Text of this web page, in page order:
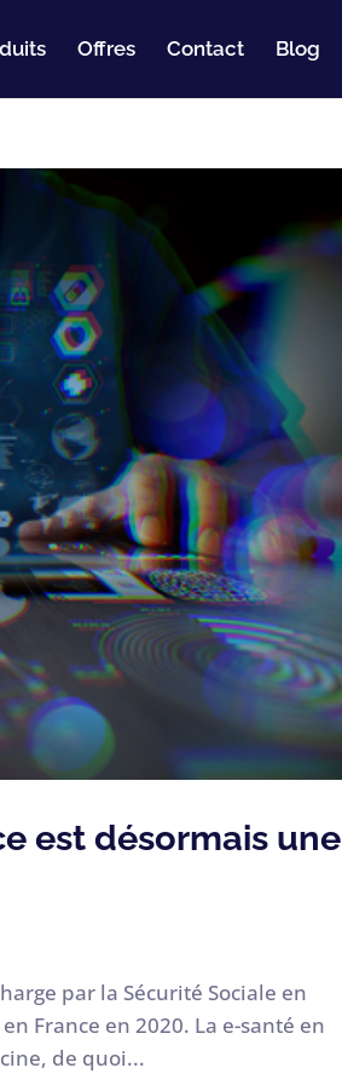
Offres Contact Blog
est désormais une
par la Sécurité Sociale en
France en 2020. La e-santé en
de quoi...